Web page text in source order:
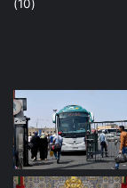
(10)